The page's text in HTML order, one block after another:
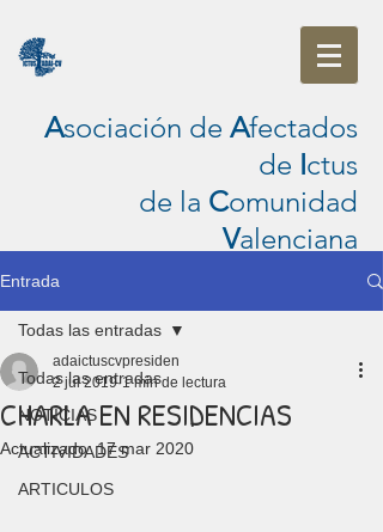
Asociación de Afectados
de Ictus
de la Comunidad
Valenciana
Entrada
Todas las entradas
NOTICIAS
ACTIVIDADES
ARTICULOS
Todas las entradas
CHARLA EN RESIDENCIAS
adaictuscvpresiden
2 jul 2019 1 min de lectura
Actualizado:17 mar 2020